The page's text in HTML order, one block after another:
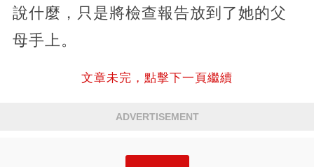
說什麼，只是將檢查報告放到了她的父
母手上。
文章未完，點擊下一頁繼續
ADVERTISEMENT